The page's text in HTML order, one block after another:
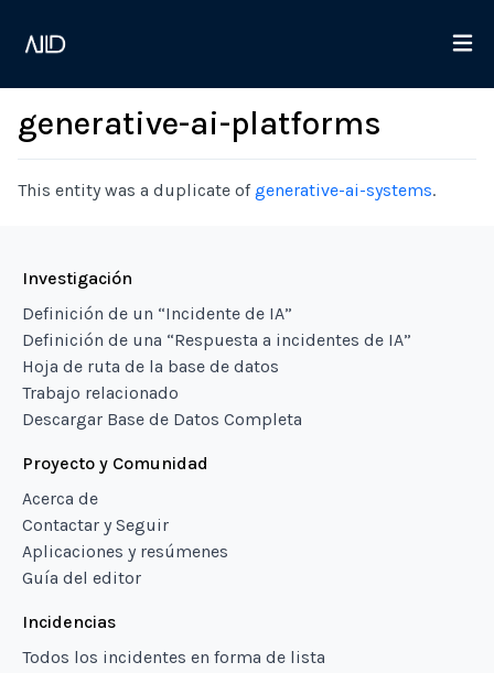
generative-ai-platforms
This entity was a duplicate of generative-ai-systems.
Investigación
Definición de un “Incidente de IA”
Definición de una “Respuesta a incidentes de IA”
Hoja de ruta de la base de datos
Trabajo relacionado
Descargar Base de Datos Completa
Proyecto y Comunidad
Acerca de
Contactar y Seguir
Aplicaciones y resúmenes
Guía del editor
Incidencias
Todos los incidentes en forma de lista